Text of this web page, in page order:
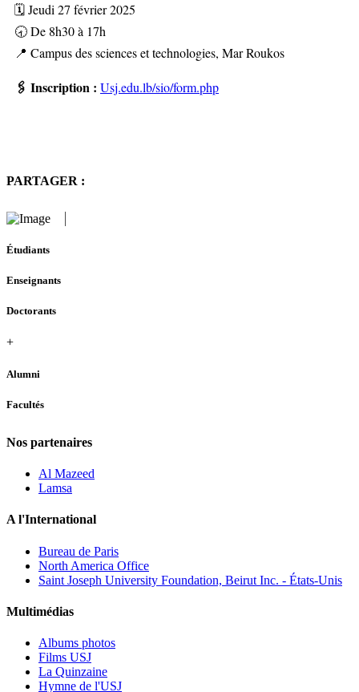
🗓️ Jeudi 27 février 2025
🕣 De 8h30 à 17h
📍 Campus des sciences et technologies, Mar Roukos
🖇️ Inscription : Usj.edu.lb/sio/form.php
PARTAGER :
Étudiants
Enseignants
Doctorants
+
Alumni
Facultés
Nos partenaires
Al Mazeed
Lamsa
A l'International
Bureau de Paris
North America Office
Saint Joseph University Foundation, Beirut Inc. - États-Unis
Multimédias
Albums photos
Films USJ
La Quinzaine
Hymne de l'USJ